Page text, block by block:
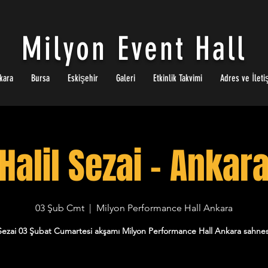
Bursa Eskişehir Galeri Etkinlik Takvimi Adres ve
Milyon Event Hall
Halil Sezai - Ankara
03 Şub Cmt
  |
Milyon Performance Hall Ankara
03 Şubat Cumartesi akşamı Milyon Performance Hall Ankara